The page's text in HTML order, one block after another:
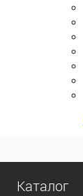
Каталог